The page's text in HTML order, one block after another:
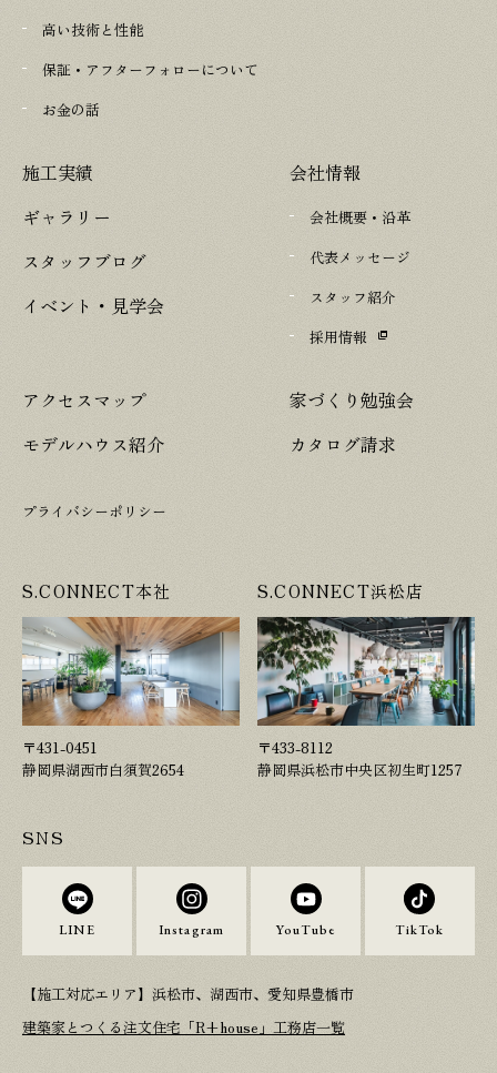
高い技術と性能
保証・アフターフォローについて
お金の話
施工実績
ギャラリー
スタッフブログ
イベント・見学会
会社情報
会社概要・沿革
代表メッセージ
スタッフ紹介
採用情報
アクセスマップ
モデルハウス紹介
家づくり勉強会
カタログ請求
プライバシーポリシー
S.CONNECT本社
〒431-0451
静岡県湖西市白須賀2654
S.CONNECT浜松店
〒433-8112
静岡県浜松市中央区初生町1257
SNS
LINE Instagram YouTube TikTok
【施工対応エリア】浜松市、湖西市、愛知県豊橋市
建築家とつくる注文住宅「R+house」工務店一覧